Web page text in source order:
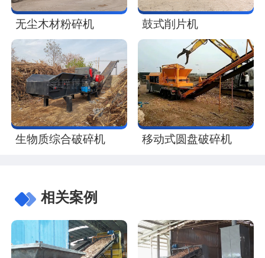
无尘木材粉碎机 鼓式削片机
生物质综合破碎机 移动式圆盘破碎机
相关案例